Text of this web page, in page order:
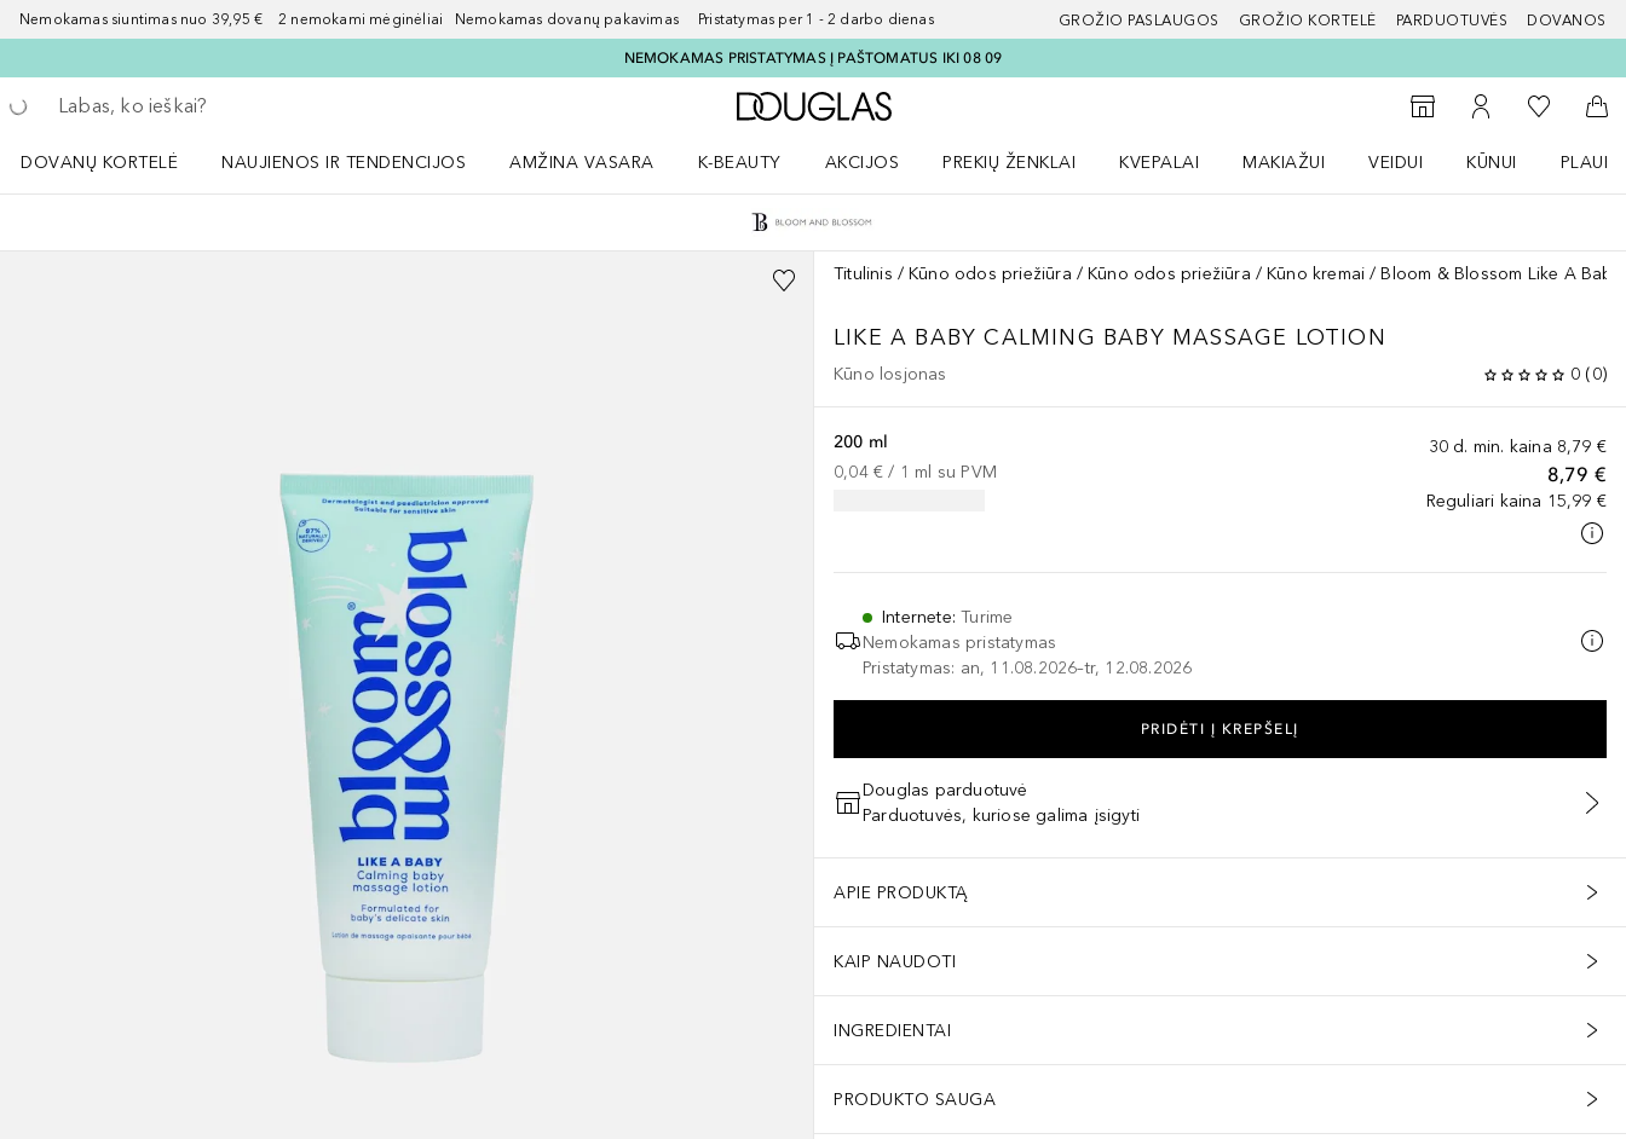
Nemokamas siuntimas nuo 39,95 € 2 nemokami mėginėliai Nemokamas dovanų pakavimas Pristatymas per 1 - 2 darbo dienas GROŽIO PASLAUGOS GROŽIO KORTELĖ PARDUOTUVĖS DOVANOS
NEMOKAMAS PRISTATYMAS Į PAŠTOMATUS IKI 08 09
Grįžk atgal
Vykdykite paiešką
Į Douglas pagrindinį puslapį
Į parduotuvių paiešką
Į mano paskyrą
Į mano
Į
DOVANŲ KORTELĖ
NAUJIENOS IR TENDENCIJOS
AMŽINA VASARA
K-BEAUTY
AKCIJOS
PREKIŲ ŽENKLAI
KVEPALAI
MAKIAŽUI
VEIDUI
KŪNUI
Titulinis Kūno odos priežiūra Kūno odos priežiūra Kūno kremai Bloom & Blossom Like A
LIKE A BABY CALMING BABY MASSAGE LOTION
Kūno losjonas 0 (0)
30 d. min. kaina 8,79 €
8,79 €
Reguliari kaina 15,99 €
200 ml
0,04 € / 1 ml su PVM
Internete:Turime
Nemokamas pristatymas
Pristatymas: an, 11.08.2026–tr, 12.08.2026
PRIDĖTI Į KREPŠELĮ
Douglas parduotuvė
Parduotuvės, kuriose galima įsigyti
APIE PRODUKTĄ
KAIP NAUDOTI
INGREDIENTAI
PRODUKTO SAUGA